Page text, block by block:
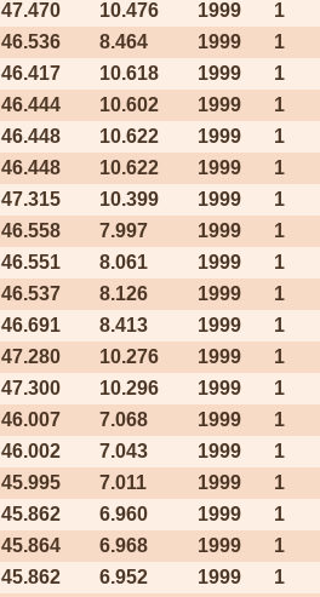
47.470 10.476 1999
1
46.536 8.464 1999
1
46.417 10.618 1999
1
46.444 10.602 1999
1
46.448 10.622 1999
1
46.448 10.622 1999
1
47.315 10.399 1999
1
46.558 7.997 1999
1
46.551 8.061 1999
1
46.537 8.126 1999
1
46.691 8.413 1999
1
47.280 10.276 1999
1
47.300 10.296 1999
1
46.007 7.068 1999
1
46.002 7.043 1999
1
45.995 7.011 1999
1
45.862 6.960 1999
1
45.864 6.968 1999
1
45.862 6.952 1999
1